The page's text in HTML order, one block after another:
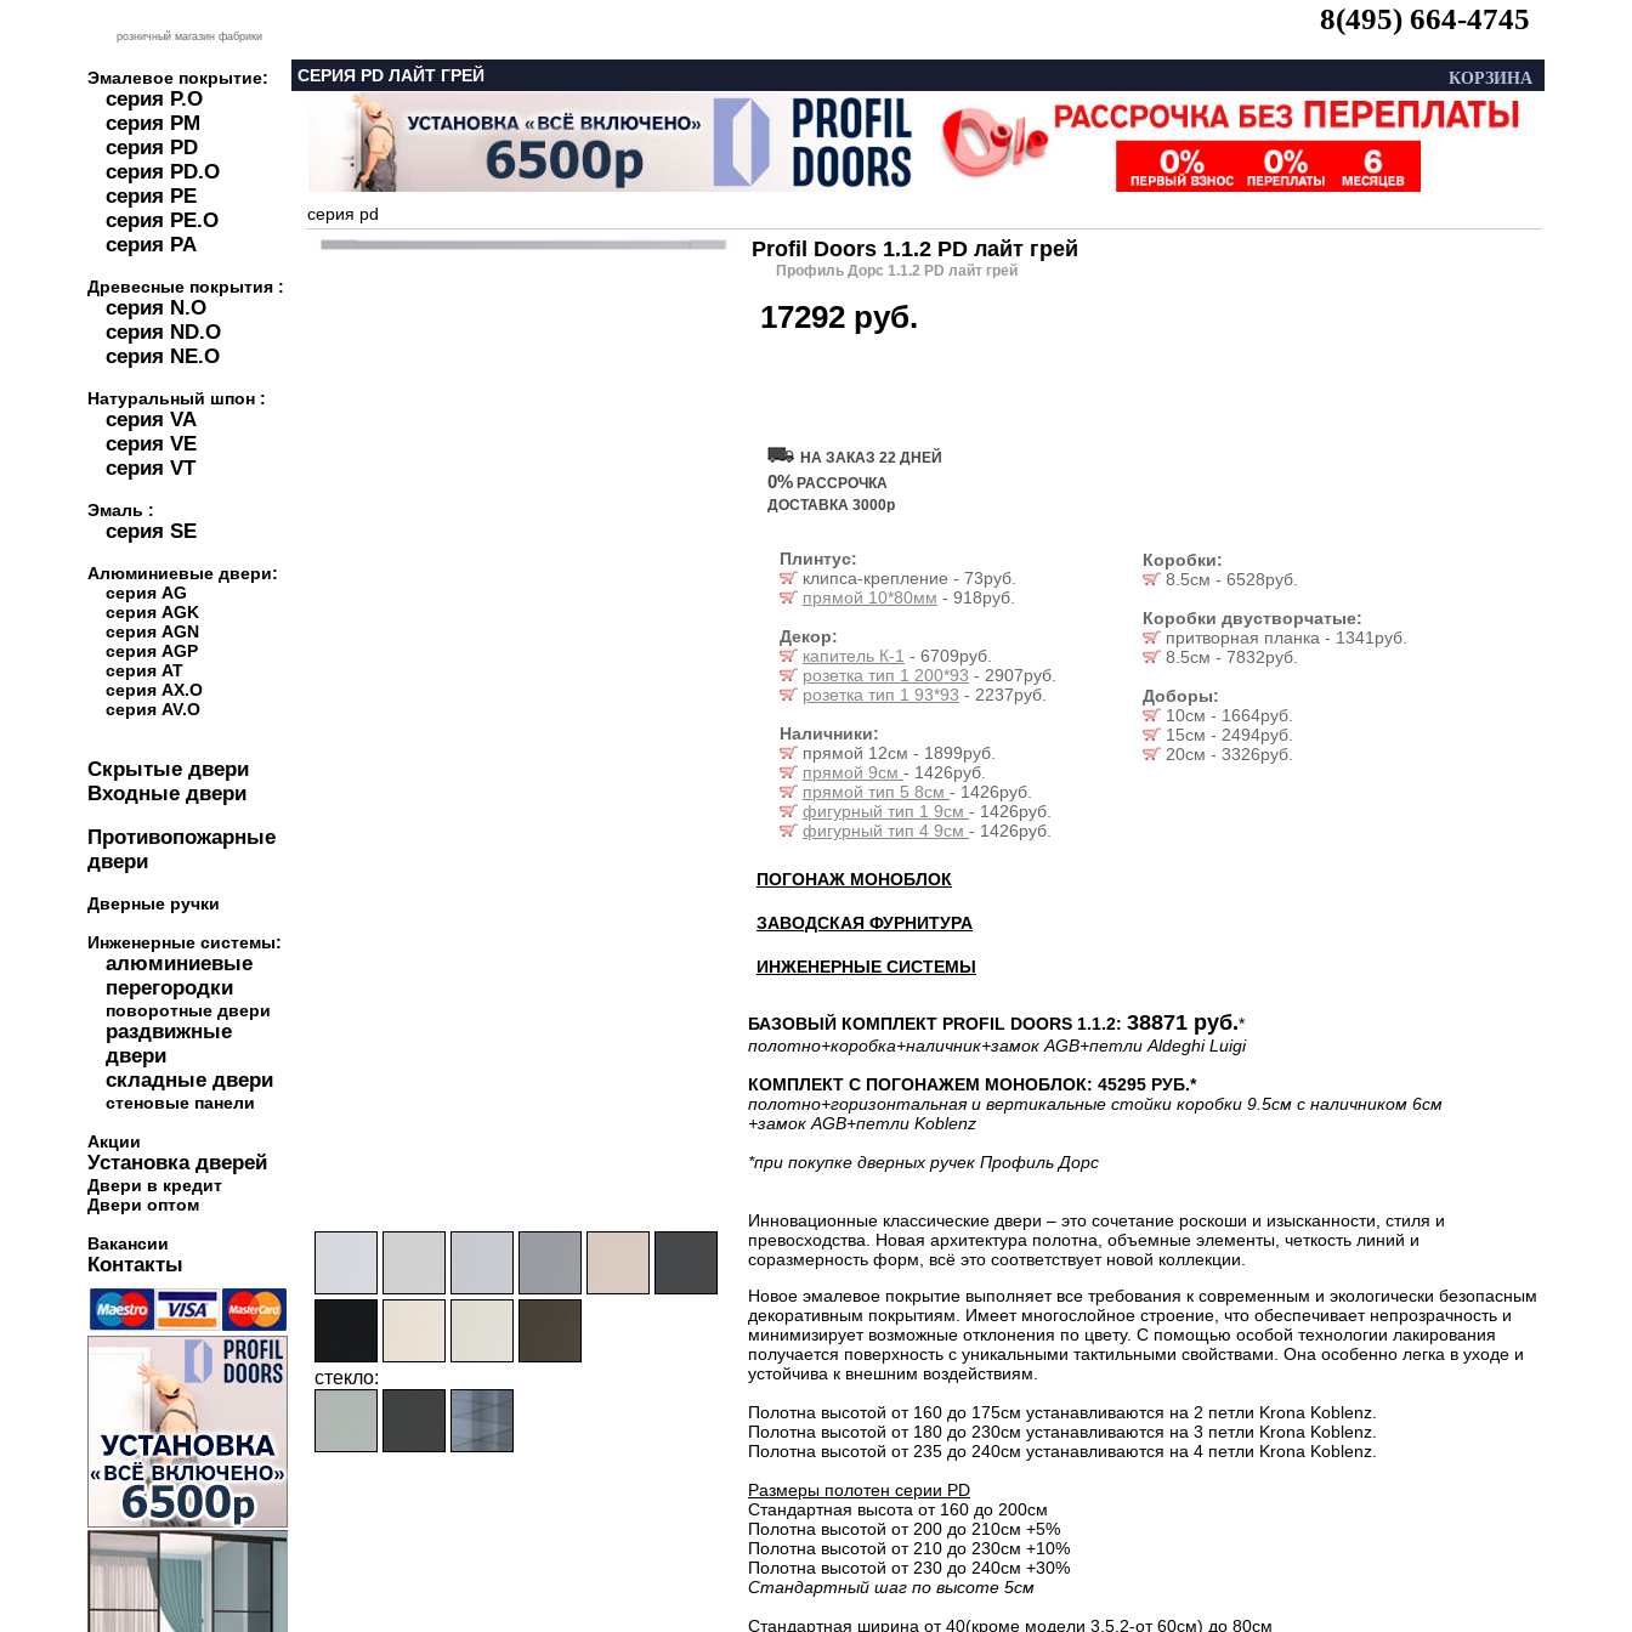
розничный магазин фабрики
Эмалевое покрытие:
серия P.O
серия PM
серия PD
серия PD.O
серия PE
серия PE.O
серия PA
Древесные покрытия :
серия N.O
серия ND.O
серия NE.O
Натуральный шпон :
серия VA
серия VE
серия VT
Эмаль :
серия SE
Алюминиевые двери:
серия AG
серия AGK
серия AGN
серия AGP
серия AT
серия AX.O
серия AV.O
Скрытые двери
Входные двери
Противопожарные
двери
Дверные ручки
Инженерные системы:
алюминиевые
перегородки
поворотные двери
раздвижные
двери
складные двери
стеновые панели
Акции
Установка дверей
Двери в кредит
Двери оптом
Вакансии
Контакты
8(495) 664-4745
КОРЗИНА
СЕРИЯ PD ЛАЙТ ГРЕЙ
серия pd
стекло:
Profil Doors 1.1.2 PD лайт грей
Профиль Дорс 1.1.2 PD лайт грей
17292 руб.
НА ЗАКАЗ 22 ДНЕЙ
0% РАССРОЧКА
ДОСТАВКА 3000р
Плинтус:
клипса-крепление - 73руб.
прямой 10*80мм - 918руб.
Декор:
капитель К-1 - 6709руб.
розетка тип 1 200*93 - 2907руб.
розетка тип 1 93*93 - 2237руб.
Наличники:
прямой 12см - 1899руб.
прямой 9см - 1426руб.
прямой тип 5 8см - 1426руб.
фигурный тип 1 9см - 1426руб.
фигурный тип 4 9см - 1426руб.
Коробки:
8.5см - 6528руб.
Коробки двустворчатые:
притворная планка - 1341руб.
8.5см - 7832руб.
Доборы:
10см - 1664руб.
15см - 2494руб.
20см - 3326руб.
ПОГОНАЖ МОНОБЛОК
ЗАВОДСКАЯ ФУРНИТУРА
ИНЖЕНЕРНЫЕ СИСТЕМЫ
БАЗОВЫЙ КОМПЛЕКТ PROFIL DOORS 1.1.2: 38871 руб.*
полотно+коробка+наличник+замок AGB+петли Aldeghi Luigi
КОМПЛЕКТ С ПОГОНАЖЕМ МОНОБЛОК: 45295 РУБ.*
полотно+горизонтальная и вертикальные стойки коробки 9.5см с наличником 6см
+замок AGB+петли Koblenz
*при покупке дверных ручек Профиль Дорс
Инновационные классические двери – это сочетание роскоши и изысканности, стиля и
превосходства. Новая архитектура полотна, объемные элементы, четкость линий и
соразмерность форм, всё это соответствует новой коллекции.
Новое эмалевое покрытие выполняет все требования к современным и экологически безопасным
декоративным покрытиям. Имеет многослойное строение, что обеспечивает непрозрачность и
минимизирует возможные отклонения по цвету. С помощью особой технологии лакирования
получается поверхность с уникальными тактильными свойствами. Она особенно легка в уходе и
устойчива к внешним воздействиям.
Полотна высотой от 160 до 175см устанавливаются на 2 петли Krona Koblenz.
Полотна высотой от 180 до 230см устанавливаются на 3 петли Krona Koblenz.
Полотна высотой от 235 до 240см устанавливаются на 4 петли Krona Koblenz.
Размеры полотен серии PD
Стандартная высота от 160 до 200см
Полотна высотой от 200 до 210см +5%
Полотна высотой от 210 до 230см +10%
Полотна высотой от 230 до 240см +30%
Стандартный шаг по высоте 5см
Стандартная ширина от 40(кроме модели 3.5.2-от 60см) до 80см